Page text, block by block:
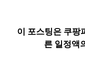
이 포스팅은 쿠팡
른 일정액